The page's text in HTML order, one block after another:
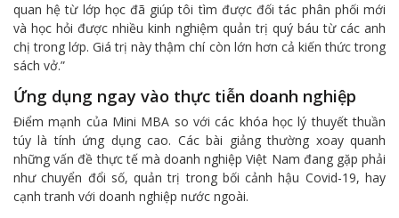
quan hệ từ lớp học đã giúp tôi tìm được đối tác phân phối mới
và học hỏi được nhiều kinh nghiệm quản trị quý báu từ các anh
chị trong lớp. Giá trị này thậm chí còn lớn hơn cả kiến thức trong
sách vở.”
Ứng dụng ngay vào thực tiễn doanh nghiệp
Điểm mạnh của Mini MBA so với các khóa học lý thuyết thuần
túy là tính ứng dụng cao. Các bài giảng thường xoay quanh
những vấn đề thực tế mà doanh nghiệp Việt Nam đang gặp phải
như chuyển đổi số, quản trị trong bối cảnh hậu Covid-19, hay
cạnh tranh với doanh nghiệp nước ngoài.